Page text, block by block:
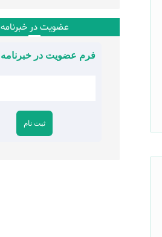
عضویت در خبرنامه
فرم عضویت در خبرنامه